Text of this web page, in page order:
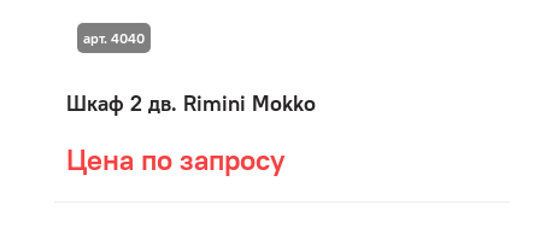
Шкаф 2 дв. Rimini Mokko
Цена по запросу
арт. 4040